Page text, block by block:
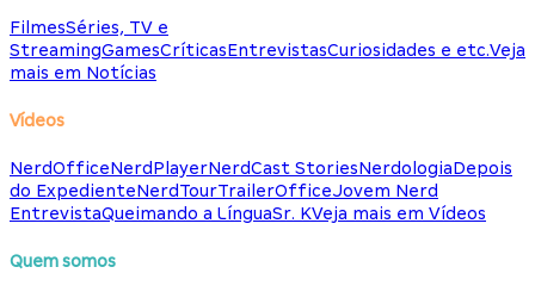
FilmesSéries, TV e
StreamingGamesCríticasEntrevistasCuriosidades e etc.Veja
mais em Notícias
Vídeos
NerdOfficeNerdPlayerNerdCast StoriesNerdologiaDepois
do ExpedienteNerdTourTrailerOfficeJovem Nerd
EntrevistaQueimando a LínguaSr. KVeja mais em Vídeos
Quem somos